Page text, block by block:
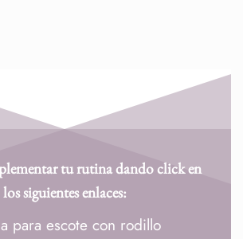
tu rutina dando click en
los siguientes enlaces:
para escote con rodillo